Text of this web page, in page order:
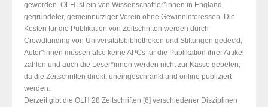
geworden. OLH ist ein von Wissenschaftler*innen in England
gegründeter, gemeinnütziger Verein ohne Gewinninteressen. Die
Kosten für die Publikation von Zeitschriften werden durch
Crowdfunding von Universitätsbibliotheken und Stiftungen gedeckt;
Autor*innen müssen also keine APCs für die Publikation ihrer Artikel
zahlen und auch die Leser*innen werden nicht zur Kasse gebeten,
da die Zeitschriften direkt, uneingeschränkt und online publiziert
werden.
Derzeit gibt die OLH 28 Zeitschriften [6] verschiedener Disziplinen